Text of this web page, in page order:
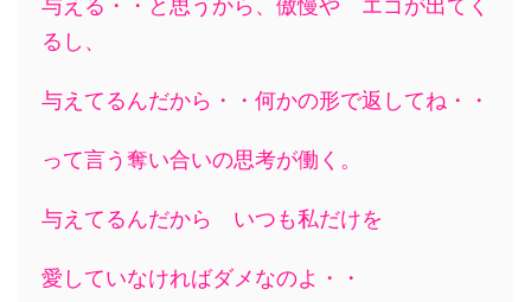
るし、
与えてるんだから・・何かの形で返してね・・
って言う奪い合いの思考が働く。
与えてるんだから いつも私だけを
愛していなければダメなのよ・・